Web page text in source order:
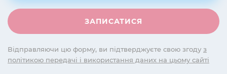
Відправляючи цю форму, ви підтверджуєте свою згоду з
політикою передачі і використання даних на цьому сайті